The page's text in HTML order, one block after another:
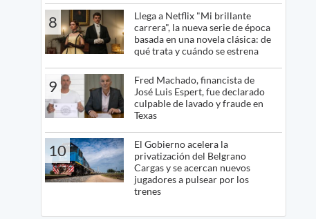
8
Llega a Netflix "Mi brillante
carrera", la nueva serie de época
basada en una novela clásica: de
qué trata y cuándo se estrena
9
Fred Machado, financista de
José Luis Espert, fue declarado
culpable de lavado y fraude en
Texas
10
El Gobierno acelera la
privatización del Belgrano
Cargas y se acercan nuevos
jugadores a pulsear por los
trenes